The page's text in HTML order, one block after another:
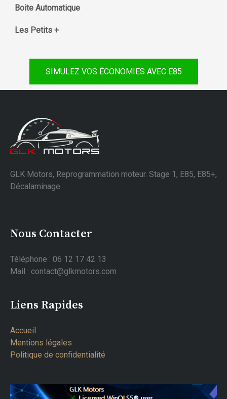
Boite Automatique
Les Petits +
SIMULEZ VOS ÉCONOMIES AVEC E85
GLK Motors, Reprogrammation moteur. Stage 1, E85, E85+,
Décalaminage
Nous Contacter
Téléphone : 06 12 17 42 13
Mail : contact@glkmotors.com
Liens Rapides
Accueil
Mentions légales
Politique de confidentialité